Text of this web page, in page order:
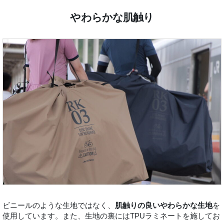
やわらかな肌触り
ビニールのような生地ではなく、 肌触りの良いやわらかな生地を
使用しています。また、生地の裏にはTPUラミネートを施してお